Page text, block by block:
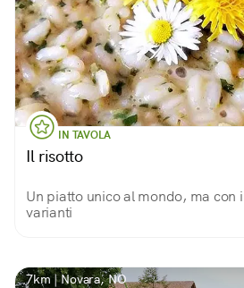
IN TAVOLA
Il risotto
Un piatto unico al mondo, ma con
varianti
7km | Novara, NO